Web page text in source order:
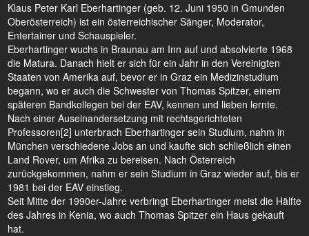
Klaus Peter Karl Eberhartinger (geb. 12. Juni 1950 in Gmunden
Oberösterreich) ist ein österreichischer Sänger, Moderator,
Entertainer und Schauspieler.
Eberhartinger wuchs in Braunau am Inn auf und absolvierte 1968
die Matura. Danach hielt er sich für ein Jahr in den Vereinigten
Staaten von Amerika auf, bevor er in Graz ein Medizinstudium
begann, wo er auch die Schwester von Thomas Spitzer, einem
späteren Bandkollegen bei der EAV, kennen und lieben lernte.
Nach einer Auseinandersetzung mit rechtsgerichteten
Professoren[2] unterbrach Eberhartinger sein Studium, nahm in
München verschiedene Jobs an und kaufte sich schließlich einen
Land Rover, um Afrika zu bereisen. Nach Österreich
zurückgekommen, nahm er sein Studium in Graz wieder auf, bis er
1981 bei der EAV einstieg.
Seit Mitte der 1990er-Jahre verbringt Eberhartinger meist die Hälfte
des Jahres in Kenia, wo auch Thomas Spitzer ein Haus gekauft
hat.